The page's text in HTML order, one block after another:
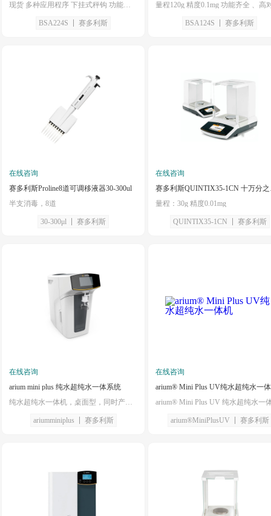
现货 多种应用程序 下挂式秤钩 功能齐全 高对比显示屏
BSA224S 赛多利斯 BSA124S 赛多利斯
在线咨询
赛多利斯Proline8道可调移液器30-300ul
半支消毒，8道
30-300μl 赛多利斯
在线咨询
赛
量程：30g 精度0.01mg
QUINTIX35-1CN 赛多利斯
在线咨询
arium mini plus 纯水超纯水一体系统
纯水超纯水一体机，桌面型，同时产出Type3级反渗透纯水和Type1级超纯水
ariumminiplus 赛多利斯
在线咨询
arium® Mini Plus UV纯水超纯水一
arium®MiniPlusUV 赛多利斯